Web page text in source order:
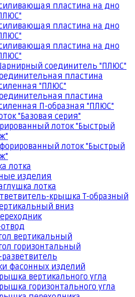
пластина на дно
пластина на дно
пластина на дно
соединитель "ПЛЮС"
пластина
"ПЛЮС"
пластина
П-образная "ПЛЮС"
"Базовая серия"
лоток "Быстрый
лоток "Быстрый
лотка
изделия
лотка
крышка Т-образный
вниз
вертикальный
горизонтальный
разветвитель
фасонных изделий
вертикального угла
горизонтального угла